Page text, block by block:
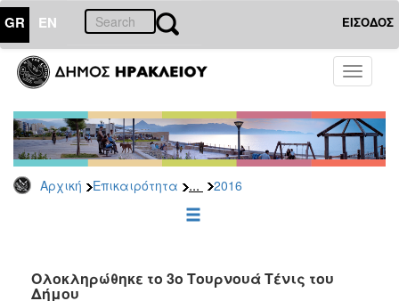
GR EN ΕΙΣΟΔΟΣ
Toggle
Αρχική Επικαιρότητα ... 2016
ΕΠΙΚΑΙΡΟΤΗΤΑ
Τύπου
Αρχείο
2026
2025
2022
Ολοκληρώθηκε το 3ο Τουρνουά Τένις του
Δήμου